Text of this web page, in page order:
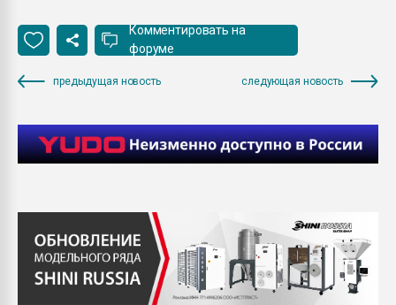
Комментировать на
форуме
предыдущая новость следующая новость